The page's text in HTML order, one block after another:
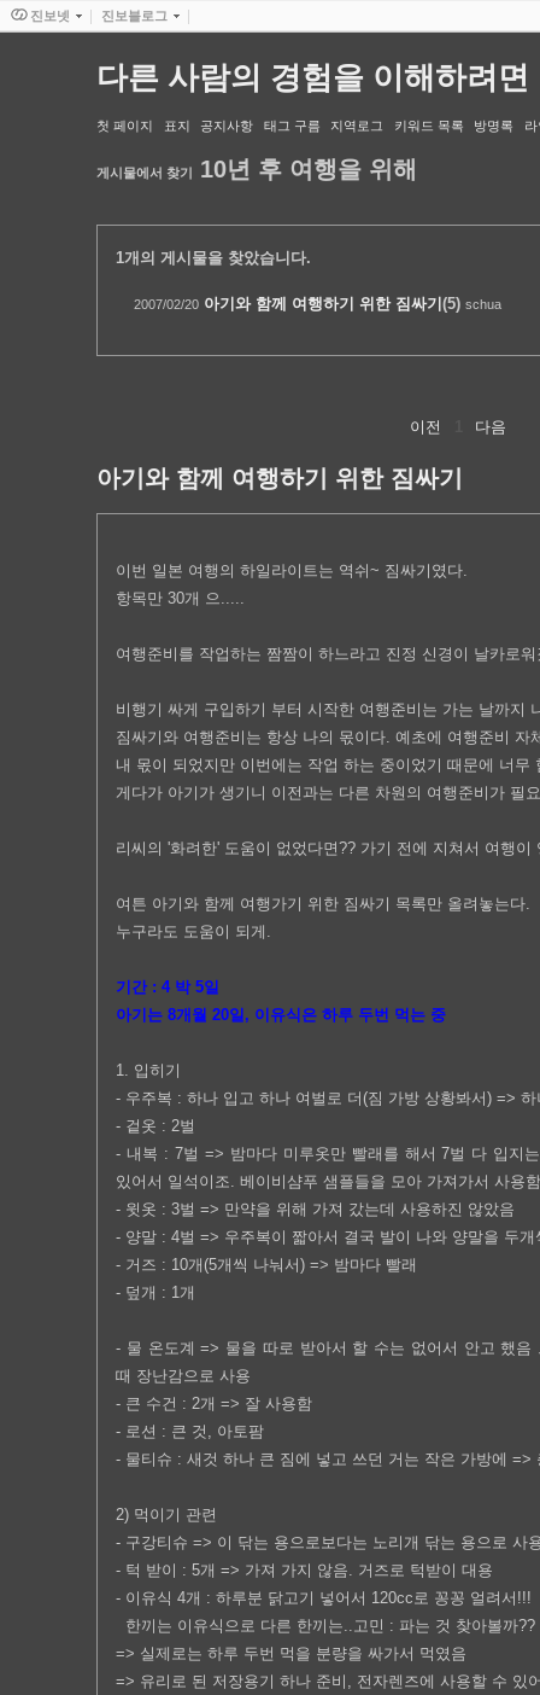
다른 사람의 경험을 이해하려면
첫 페이지 표지 공지사항 태그 구름 지역로그 키워드 목록 방명록 라
게시물에서 찾기 10년 후 여행을 위해
1개의 게시물을 찾았습니다.
2007/02/20 아기와 함께 여행하기 위한 짐싸기 (5) schua
이전 다음
아기와 함께 여행하기 위한 짐싸기
이번 일본 여행의 하일라이트는 역쉬~ 짐싸기였다.
항목만 30개 으.....
여행준비를 작업하는 짬짬이 하느라고 진정 신경이 날카로
비행기 싸게 구입하기 부터 시작한 여행준비는 가는 날까지
짐싸기와 여행준비는 항상 나의 몫이다. 예초에 여행준비 자
내 몫이 되었지만 이번에는 작업 하는 중이었기 때문에 너무
게다가 아기가 생기니 이전과는 다른 차원의 여행준비가 필
리씨의 '화려한' 도움이 없었다면?? 가기 전에 지쳐서 여행이
여튼 아기와 함께 여행가기 위한 짐싸기 목록만 올려놓는다.
누구라도 도움이 되게.
기간 : 4 박 5일
아기는 8개월 20일, 이유식은 하루 두번 먹는 중
1. 입히기
- 우주복 : 하나 입고 하나 여벌로 더(짐 가방 상황봐서) =>
- 겉옷 : 2벌
- 내복 : 7벌 => 밤마다 미루옷만 빨래를 해서 7벌 다 입지
있어서 일석이조. 베이비샴푸 샘플들을 모아 가져가서 사용
- 윗옷 : 3벌 => 만약을 위해 가져 갔는데 사용하진 않았음
- 양말 : 4벌 => 우주복이 짧아서 결국 발이 나와 양말을 두
- 거즈 : 10개(5개씩 나눠서) => 밤마다 빨래
- 덮개 : 1개
- 물 온도계 => 물을 따로 받아서 할 수는 없어서 안고 했음
때 장난감으로 사용
- 큰 수건 : 2개 => 잘 사용함
- 로션 : 큰 것, 아토팜
- 물티슈 : 새것 하나 큰 짐에 넣고 쓰던 거는 작은 가방에 =>
2) 먹이기 관련
- 구강티슈 => 이 닦는 용으로보다는 노리개 닦는 용으로 사
- 턱 받이 : 5개 => 가져 가지 않음. 거즈로 턱받이 대용
- 이유식 4개 : 하루분 닭고기 넣어서 120cc로 꽁꽁 얼려서!!!
한끼는 이유식으로 다른 한끼는..고민 : 파는 것 찾아볼까??
=> 실제로는 하루 두번 먹을 분량을 싸가서 먹였음
=> 유리로 된 저장용기 하나 준비, 전자렌즈에 사용할 수 있
진보넷 진보블로그